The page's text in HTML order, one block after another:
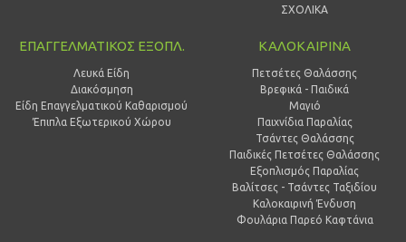
ΣΧΟΛΙΚΑ
ΕΠΑΓΓΕΛΜΑΤΙΚΟΣ ΕΞΟΠΛ.
Λευκά Είδη
Διακόσμηση
Είδη Επαγγελματικού Καθαρισμού
Έπιπλα Εξωτερικού Χώρου
ΚΑΛΟΚΑΙΡΙΝΑ
Πετσέτες Θαλάσσης
Βρεφικά - Παιδικά
Μαγιό
Παιχνίδια Παραλίας
Τσάντες Θαλάσσης
Παιδικές Πετσέτες Θαλάσσης
Εξοπλισμός Παραλίας
Βαλίτσες - Τσάντες Ταξιδίου
Καλοκαιρινή Ένδυση
Φουλάρια Παρεό Καφτάνια